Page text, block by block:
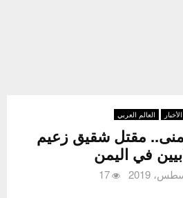
العالم العربي
مقتل شقيق زعيم
في اليمن
17